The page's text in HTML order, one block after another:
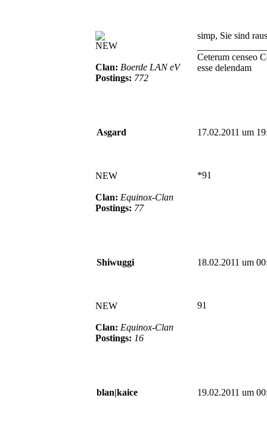
NEW
Clan: Boerde LAN eV
Postings: 772
simp, Sie sind
Ceterum censeo
esse delendam
Asgard 17.02.2011 um
NEW
Clan: Equinox-Clan
Postings: 77
*91
Shiwuggi 18.02.2011 um
NEW
Clan: Equinox-Clan
Postings: 16
91
blan|kaice 19.02.2011 um